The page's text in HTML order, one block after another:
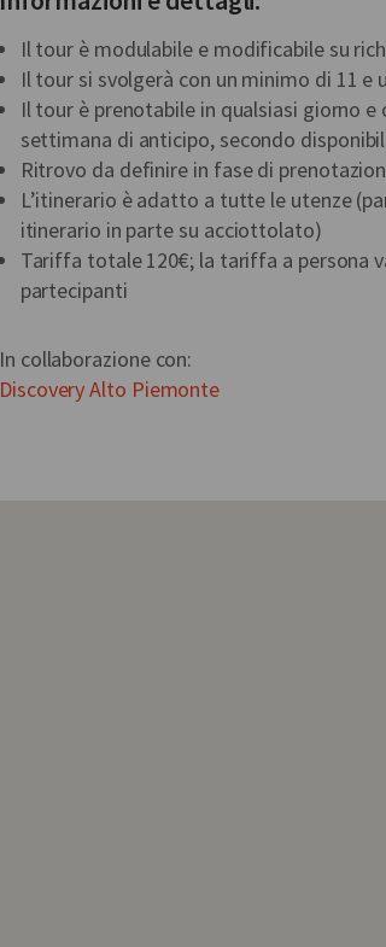
Il tour è modulabile e modificabile su
Il tour si svolgerà con un minimo di 11 e
Il tour è prenotabile in qualsiasi giorno e
settimana di anticipo, secondo
Ritrovo da definire in fase di
L’itinerario è adatto a tutte le utenze
itinerario in parte su acciottolato)
Tariffa totale 120€; la tariffa a persona
partecipanti
In collaborazione con:
Discovery Alto Piemonte